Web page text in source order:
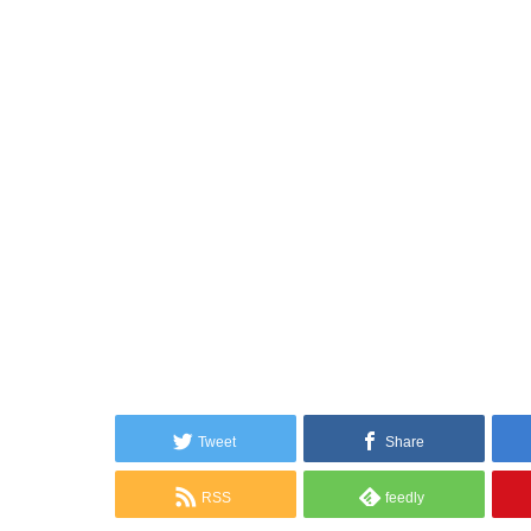
Tweet Share
RSS feedly